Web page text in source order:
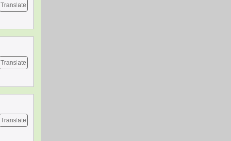
Translate
Translate
Translate